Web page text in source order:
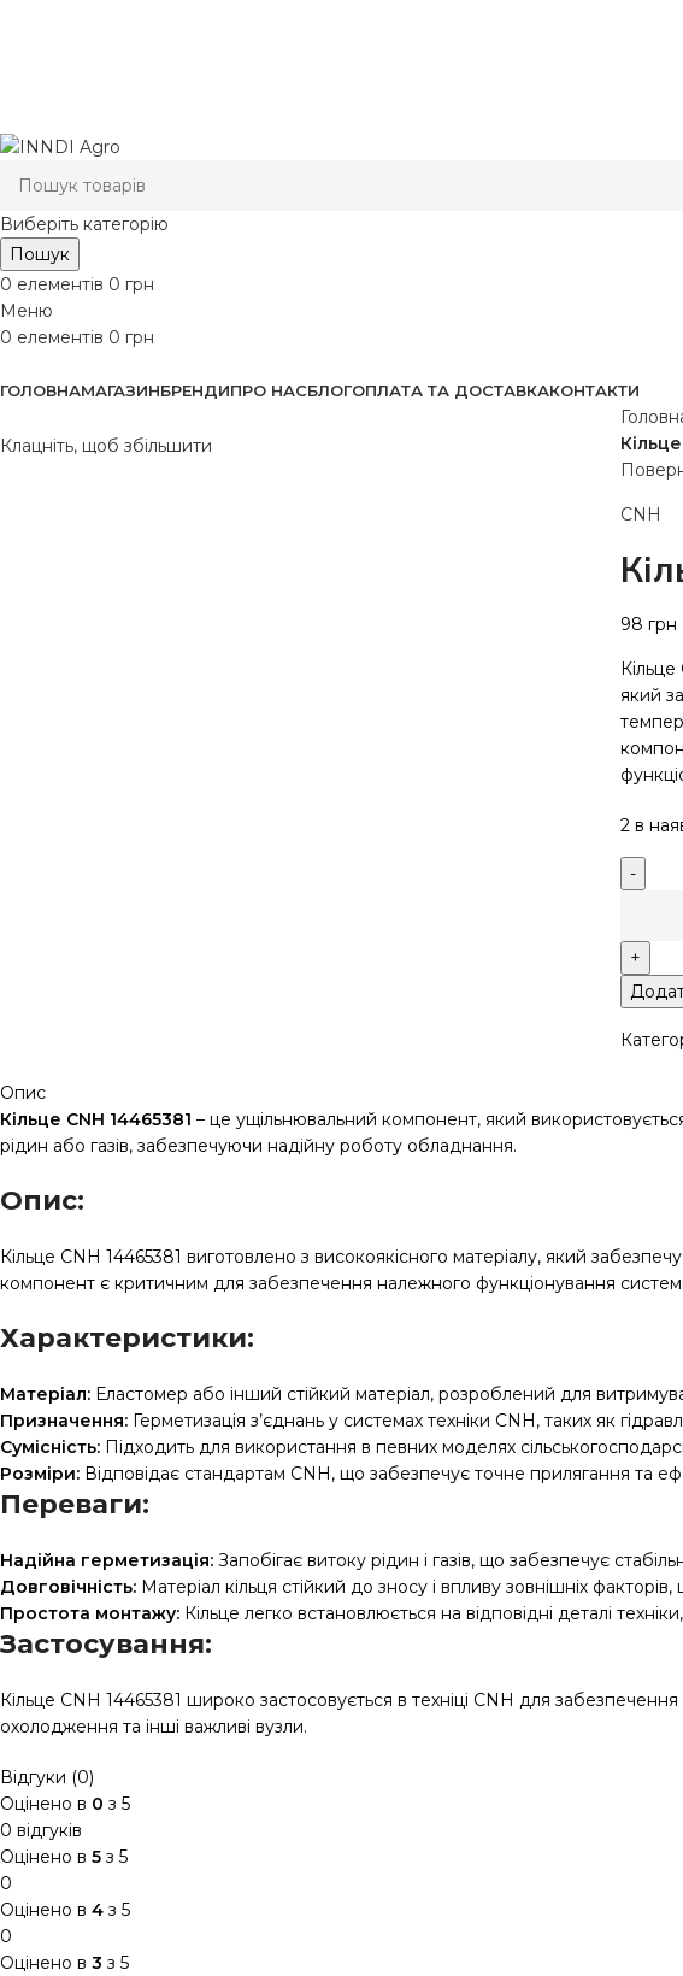
Виберіть категорію
Пошук
0 елементів 0 грн
Меню
0 елементів 0 грн
ГОЛОВНАМАГАЗИНБРЕНДИПРО НАСБЛОГОПЛАТА ТА ДОСТАВКАКОНТАКТИ
Клацніть, щоб збільшити
CNH
98 грн
який
2 в
Опис
Кільце CNH 14465381 – це ущільнювальний компонент, який
рідин або газів, забезпечуючи надійну роботу обладнання.
Опис:
Кільце CNH 14465381 виготовлено з високоякісного матеріалу, який
компонент є критичним для забезпечення належного функціонування
Характеристики:
Матеріал: Еластомер або інший стійкий матеріал, розроблений для
Призначення: Герметизація з’єднань у системах техніки CNH, таких як
Сумісність: Підходить для використання в певних моделях
Розміри: Відповідає стандартам CNH, що забезпечує точне прилягання та
Переваги:
Надійна герметизація: Запобігає витоку рідин і газів, що забезпечує
Довговічність: Матеріал кільця стійкий до зносу і впливу зовнішніх
Простота монтажу: Кільце легко встановлюється на відповідні деталі
Застосування:
Кільце CNH 14465381 широко застосовується в техніці CNH для
охолодження та інші важливі вузли.
Відгуки (0)
Оцінено в 0 з 5
0 відгуків
Оцінено в 5 з 5
0
Оцінено в 4 з 5
0
Оцінено в 3 з 5